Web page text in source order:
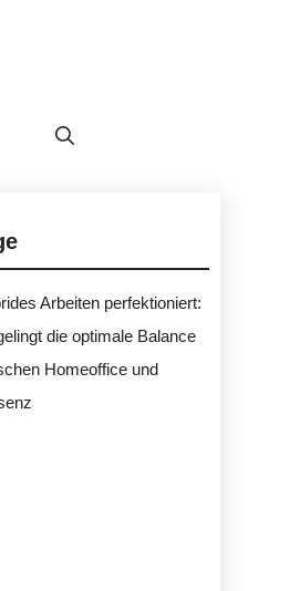
Arbeiten perfektioniert:
die optimale Balance
Homeoffice und